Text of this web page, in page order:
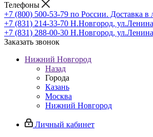
Телефоны
+7 (800) 500-53-79 по России. Доставка в
+7 (831) 214-33-70 Н.Новгород,
+7 (831) 288-00-30 Н.Новгород,
Заказать звонок
Нижний Новгород
Назад
Города
Казань
Москва
Нижний Новгород
Личный кабинет